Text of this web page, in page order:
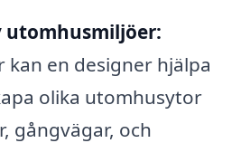
utomhusmiljöer:
kan en designer hjälpa
olika utomhusytor
gångvägar, och